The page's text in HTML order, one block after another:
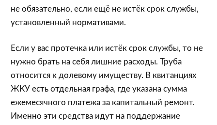
не обязательно, если ещё не истёк срок службы,
установленный нормативами.
Если у вас протечка или истёк срок службы, то не
нужно брать на себя лишние расходы. Труба
относится к долевому имуществу. В квитанциях
ЖКУ есть отдельная графа, где указана сумма
ежемесячного платежа за капитальный ремонт.
Именно эти средства идут на поддержание